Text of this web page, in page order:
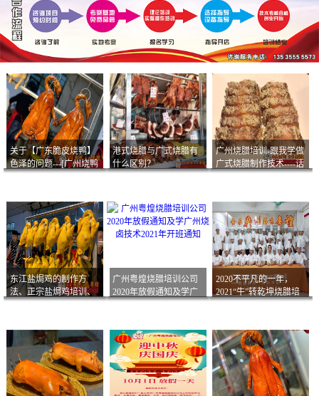
关于【广东脆皮烧鸭】
色泽的问题---[广州烧鸭
港式烧腊与广式烧腊有
什么区别？
广州烧腊培训-跟我学做
广式烧腊制作技术----话
东江盐焗鸡的制作方
法、正宗盐焗鸡培训、
广州粤煌烧腊培训公司
2020年放假通知及学广
2020不平凡的一年，
2021“牛”转乾坤烧腊培